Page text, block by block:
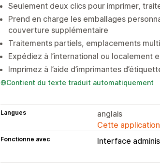
Seulement deux clics pour imprimer,
Prend en charge les emballages
couverture supplémentaire
Traitements partiels, emplacements
Expédiez à l’international ou localement
Imprimez à l’aide d’imprimantes
Contient du texte traduit automatiquement
Langues
anglais
Cette
Fonctionne avec Interface